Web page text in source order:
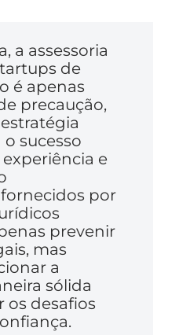
a assessoria
de
é apenas
precaução,
o sucesso
e
por
prevenir
mas
a
sólida
os desafios